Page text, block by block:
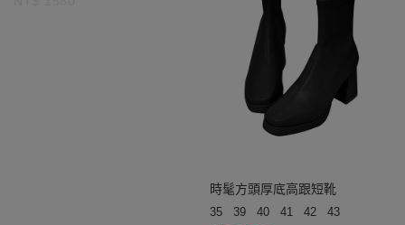
時髦方頭厚底高跟短靴
35 39 40 41 42 43